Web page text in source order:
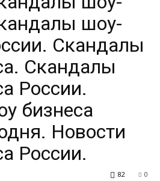
шоу-
Скандалы
Скандалы
России.
бизнеса
Новости
России.
0
82